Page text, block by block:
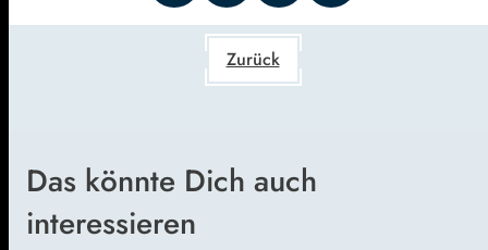
Zurück
Das könnte Dich auch
interessieren